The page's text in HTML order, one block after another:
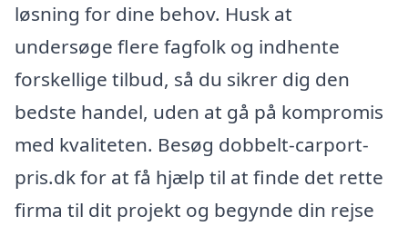
løsning for dine behov. Husk at
undersøge flere fagfolk og indhente
forskellige tilbud, så du sikrer dig den
bedste handel, uden at gå på kompromis
med kvaliteten. Besøg dobbelt-carport-
pris.dk for at få hjælp til at finde det rette
firma til dit projekt og begynde din rejse